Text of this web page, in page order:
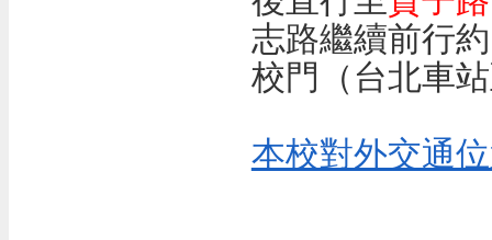
志路繼續前行
校門（台北車
本校對外交通